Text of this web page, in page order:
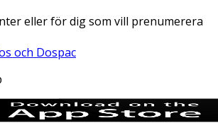
eller för dig som vill prenumerera
och Dospac